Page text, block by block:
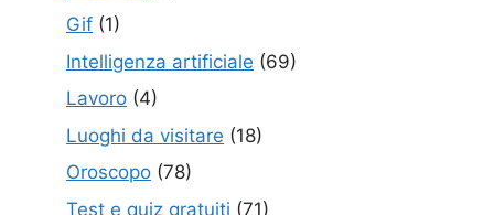
Gif (1)
Intelligenza artificiale (69)
Lavoro (4)
Luoghi da visitare (18)
Oroscopo (78)
Test e quiz gratuiti (71)